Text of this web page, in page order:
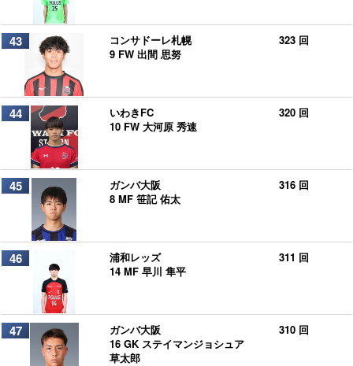
43
コンサドーレ札幌
9 FW 出間 思努
323 回
44
いわきFC
10 FW 大河原 秀速
320 回
45
ガンバ大阪
8 MF 笹記 佑太
316 回
46
浦和レッズ
14 MF 早川 隼平
311 回
47
ガンバ大阪
16 GK ステイマンジョシュア
草太郎
310 回